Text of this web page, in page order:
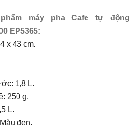
máy pha Cafe tự động
EP5365:
x 43 cm.
1,8 L.
250 g.
L.
đen.